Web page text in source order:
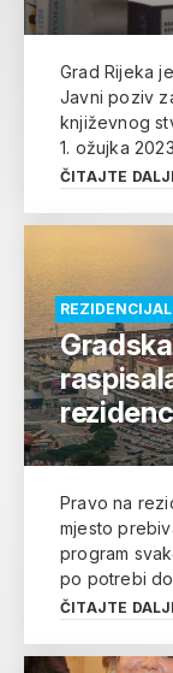
Grad Rijeka
Javni poziv
književnog
1. ožujka
ČITAJTE
Pravo na
mjesto
program
po potrebi
ČITAJTE